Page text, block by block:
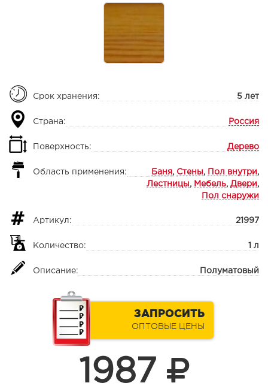
Срок хранения: 5 лет
Страна: Россия
Поверхность: Дерево
Область применения: Баня , Стены , Пол внутри ,
Лестницы , Мебель, Двери ,
Пол снаружи
Артикул: 21997
Количество: 1 л
Описание: Полуматовый
ЗАПРОСИТЬ
ОПТОВЫЕ ЦЕНЫ
1987